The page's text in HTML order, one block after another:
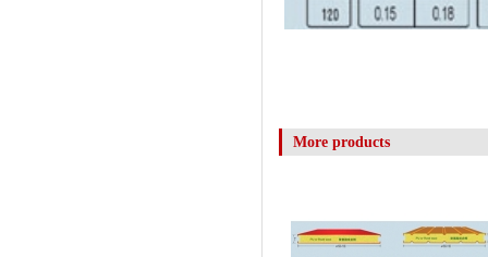
More products